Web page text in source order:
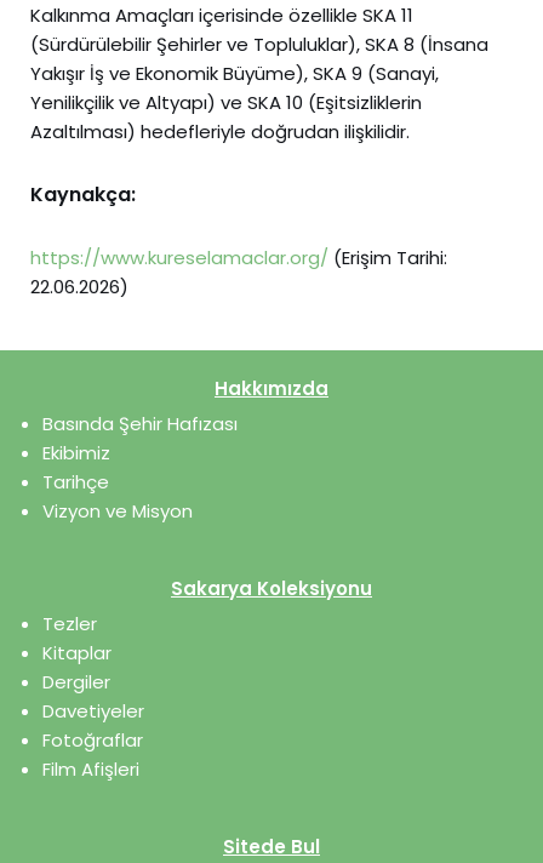
Kalkınma Amaçları içerisinde özellikle SKA 11
(Sürdürülebilir Şehirler ve Topluluklar), SKA 8 (İnsana
Yakışır İş ve Ekonomik Büyüme), SKA 9 (Sanayi,
Yenilikçilik ve Altyapı) ve SKA 10 (Eşitsizliklerin
Azaltılması) hedefleriyle doğrudan ilişkilidir.
Kaynakça:
https://www.kureselamaclar.org/ (Erişim Tarihi:
22.06.2026)
Hakkımızda
Basında Şehir Hafızası
Ekibimiz
Tarihçe
Vizyon ve Misyon
Sakarya Koleksiyonu
Tezler
Kitaplar
Dergiler
Davetiyeler
Fotoğraflar
Film Afişleri
Sitede Bul